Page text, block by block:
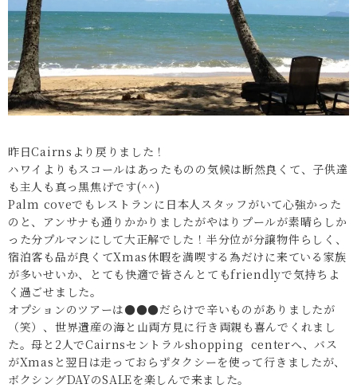
昨日Cairnsより戻りました！
ハワイよりもスコールはあったものの気候は断然良くて、子供達
も主人も真っ黒焦げです(^^)
Palm coveでもレストランに日本人スタッフがいて心強かった
のと、アンサナも通りかかりましたがやはりプールが素晴らしか
った分プルマンにして大正解でした！半分位が分譲物件らしく、
宿泊客も品が良くてXmas休暇を満喫する為だけに来ている家族
が多いせいか、とても快適で皆さんとてもfriendlyで気持ちよ
く過ごせました。
オプションのツアーは●●●だらけで辛いものがありましたが
（笑）、世界遺産の海と山両方見に行き両親も喜んでくれまし
た。母と2人でCairnsセントラルshopping centerへ、バス
がXmasと翌日は走っておらずタクシーを使って行きましたが、
ボクシングDAYのSALEを楽しんで来ました。